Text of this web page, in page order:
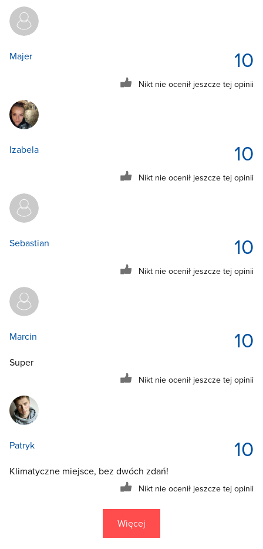
10
Majer
Nikt nie ocenił jeszcze tej opinii
10
Izabela
Nikt nie ocenił jeszcze tej opinii
10
Sebastian
Nikt nie ocenił jeszcze tej opinii
10
Marcin
Super
Nikt nie ocenił jeszcze tej opinii
10
Patryk
Klimatyczne miejsce, bez dwóch zdań!
Nikt nie ocenił jeszcze tej opinii
Więcej